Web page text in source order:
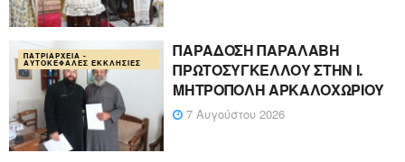
ΠΑΤΡΙΑΡΧΕΊΑ -
ΑΥΤΟΚΈΦΑΛΕΣ ΕΚΚΛΗΣΊΕΣ
ΠΑΡΑΔΟΣΗ ΠΑΡΑΛΑΒΗ
ΠΡΩΤΟΣΥΓΚΕΛΛΟΥ ΣΤΗΝ Ι.
ΜΗΤΡΟΠΟΛΗ ΑΡΚΑΛΟΧΩΡΙΟΥ
7 Αυγούστου 2026